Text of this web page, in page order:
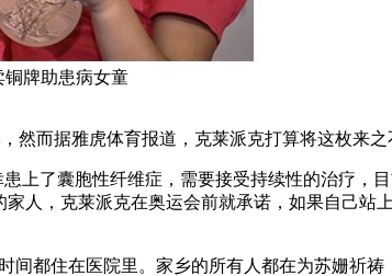
牌助患病女童
而据雅虎体育报道，克莱派克打算将这枚来之
了囊胞性纤维症，需要接受持续性的治疗，
人，克莱派克在奥运会前就承诺，如果自己站
都住在医院里。家乡的所有人都在为苏姗祈祷